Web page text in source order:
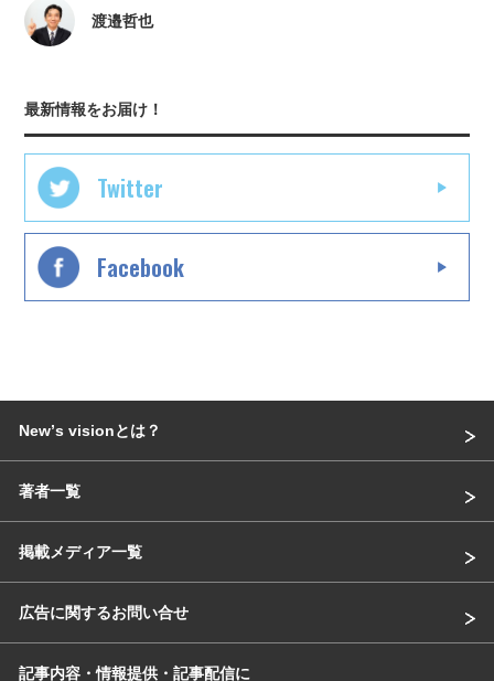
渡邉哲也
最新情報をお届け！
Twitter
Facebook
Newʼs visionとは？
著者一覧
掲載メディア一覧
広告に関するお問い合せ
記事内容・情報提供・記事配信に